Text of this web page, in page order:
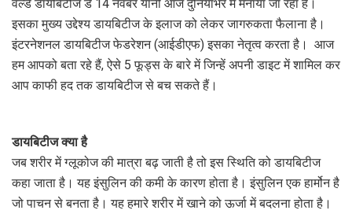
वर्ल्ड डायबिटीज डे 14 नवंबर यानी आज दुनियाभर में मनाया जा रहा है।
इसका मुख्य उद्देश्य डायबिटीज के इलाज को लेकर जागरुकता फैलाना है।
इंटरनेशनल डायबिटीज फेडरेशन (आईडीएफ) इसका नेतृत्व करता है। आज
हम आपको बता रहे हैं, ऐसे 5 फूड्स के बारे में जिन्हें अपनी डाइट में शामिल कर
आप काफी हद तक डायबिटीज से बच सकते हैं।
डायबिटीज क्या है
जब शरीर में ग्लूकोज की मात्रा बढ़ जाती है तो इस स्थिति को डायबिटीज
कहा जाता है। यह इंसुलिन की कमी के कारण होता है। इंसुलिन एक हार्मोन है
जो पाचन से बनता है। यह हमारे शरीर में खाने को ऊर्जा में बदलना होता है।